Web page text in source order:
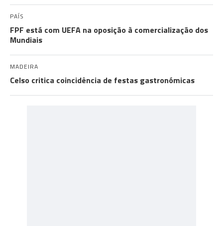
PAÍS
FPF está com UEFA na oposição à comercialização dos
Mundiais
MADEIRA
Celso critica coincidência de festas gastronómicas